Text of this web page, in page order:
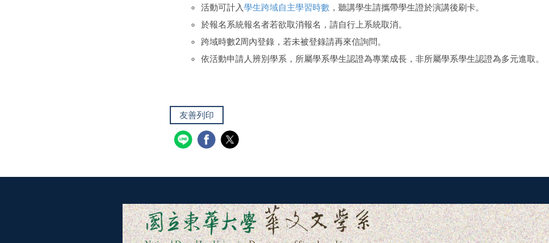
活動可計入學生跨域自主學習時數，聽講學生請攜帶學生證於演講後刷卡。
於報名系統報名者若欲取消報名，請自行上系統取消。
跨域時數2周內登錄，若未被登錄請再來信詢問。
依活動申請人辨別學系，所屬學系學生認證為專業成長，非所屬學系學生認證為多元進取。
友善列印